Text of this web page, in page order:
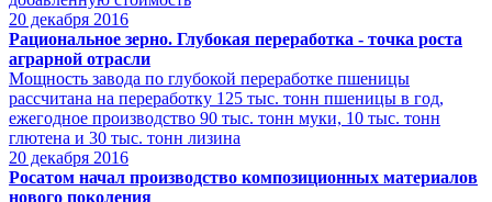
20 декабря 2016
Рациональное зерно. Глубокая переработка - точка роста
аграрной отрасли
Мощность завода по глубокой переработке пшеницы
рассчитана на переработку 125 тыс. тонн пшеницы в год,
ежегодное производство 90 тыс. тонн муки, 10 тыс. тонн
глютена и 30 тыс. тонн лизина
20 декабря 2016
Росатом начал производство композиционных материалов
нового поколения